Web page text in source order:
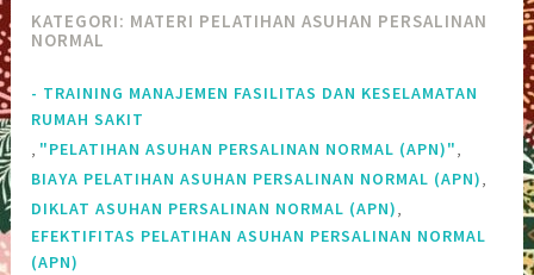
KATEGORI: MATERI PELATIHAN ASUHAN PERSALINAN
NORMAL
- TRAINING MANAJEMEN FASILITAS DAN KESELAMATAN
RUMAH SAKIT
, "PELATIHAN ASUHAN PERSALINAN NORMAL (APN)",
BIAYA PELATIHAN ASUHAN PERSALINAN NORMAL (APN),
DIKLAT ASUHAN PERSALINAN NORMAL (APN),
EFEKTIFITAS PELATIHAN ASUHAN PERSALINAN NORMAL
(APN)